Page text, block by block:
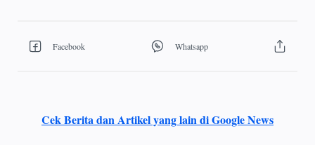
Cek Berita dan Artikel yang lain di Google News